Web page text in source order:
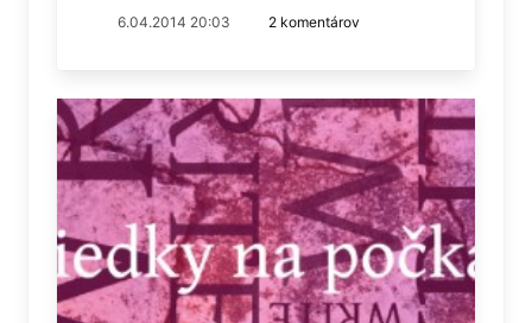
6.04.2014 20:03 2 komentárov